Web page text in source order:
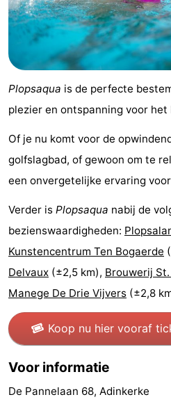
Praktisch
Forum
Route
-
Parkeren
-
Kusttram
Reisboekenwinkel
Nieuws
adressen
Regio
West-
Vlaanderen
-
Brugge
-
Gent
-
Plopsaqua is de perfecte
plezier en ontspanning voor het
Of je nu komt voor de
golfslagbad, of gewoon om te
een onvergetelijke ervaring
Verder is Plopsaqua nabij de
bezienswaardigheden:
Kunstencentrum Ten Bogaerde
Delvaux (±2,5 km), Brouwerij
Manege De Drie Vijvers (±2,8
Koop nu hier vooraf
Voor informatie
De Pannelaan 68, Adinkerke